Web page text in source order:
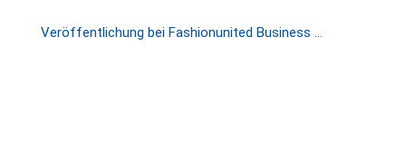
Veröffentlichung bei Fashionunited Business …